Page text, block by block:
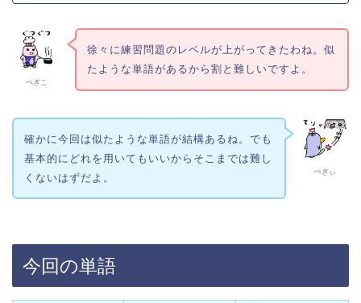
ぺぎこ
徐々に練習問題のレベルが上がってきたわね。似
たような単語があるから割と難しいですよ。
ぺぎぃ
確かに今回は似たような単語が結構あるね。でも
基本的にどれを用いてもいいからそこまでは難し
くないはずだよ。
今回の単語